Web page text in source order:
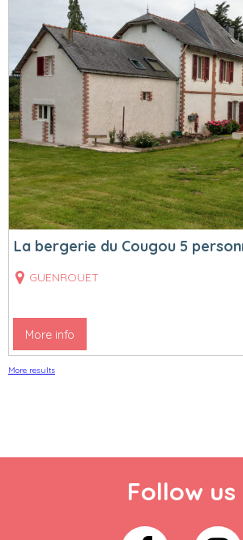
La bergerie du Cougou 5
GUENROUET
More info
More results
Follow us